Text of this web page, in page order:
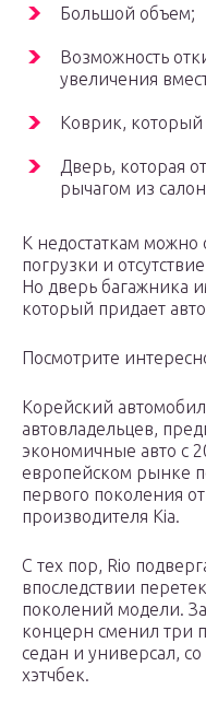
Большой объем;
Возможность
увеличения
Коврик, который
Дверь, которая
рычагом из
К недостаткам можно
погрузки и
Но дверь багажника
который придает
Посмотрите
Корейский
автовладельцев,
экономичные авто с
европейском рынке
первого поколения
производителя Kia.
С тех пор, Rio
впоследствии
поколений модели.
концерн сменил три
седан и универсал,
хэтчбек.